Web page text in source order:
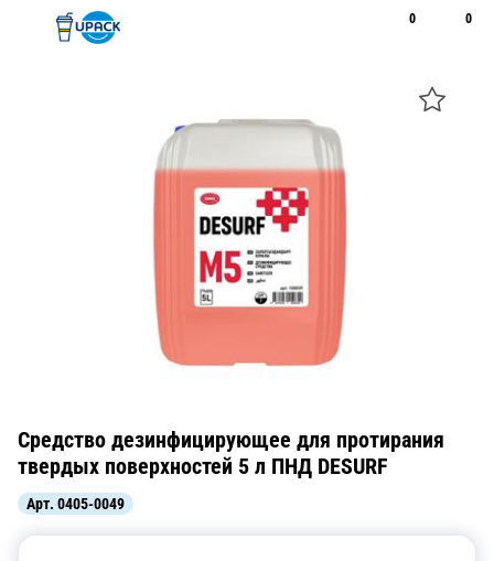
0 0
Средство дезинфицирующее для протирания
твердых поверхностей 5 л ПНД DESURF
Арт. 0405-0049